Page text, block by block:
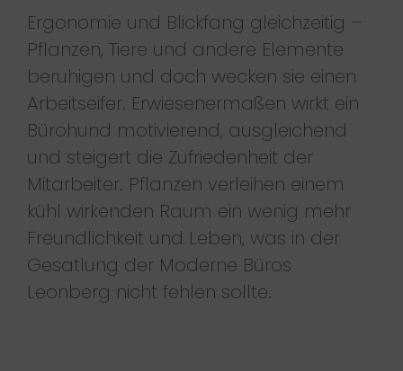
Ergonomie und Blickfang gleichzeitig –
Pflanzen, Tiere und andere Elemente
beruhigen und doch wecken sie einen
Arbeitseifer. Erwiesenermaßen wirkt ein
Bürohund motivierend, ausgleichend
und steigert die Zufriedenheit der
Mitarbeiter. Pflanzen verleihen einem
kühl wirkenden Raum ein wenig mehr
Freundlichkeit und Leben, was in der
Gesatlung der Moderne Büros
Leonberg nicht fehlen sollte.